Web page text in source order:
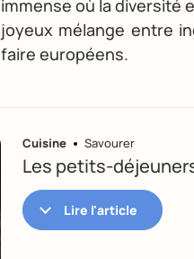
immense où la diversité
joyeux mélange entre
faire européens.
Cuisine Savourer
Les petits-